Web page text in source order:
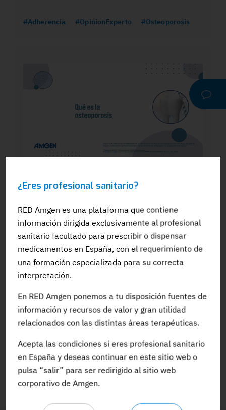
¿Eres profesional sanitario?
RED Amgen es una plataforma que contiene
información dirigida exclusivamente al profesional
sanitario facultado para prescribir o dispensar
medicamentos en España, con el requerimiento de
una formación especializada para su correcta
interpretación.
En RED Amgen ponemos a tu disposición fuentes de
información y recursos de valor y gran utilidad
relacionados con las distintas áreas terapéuticas.
Acepta las condiciones si eres profesional sanitario
en España y deseas continuar en este sitio web o
pulsa “salir” para ser redirigido al sitio web
corporativo de Amgen.
#Adherencia #OpinionExperto #Osteoporosis
Dra. Silvia González: El papel del
pacientes en tratamiento para la OP: Qué
es la osteoporosis
ACCEDE A TODA LA FORMACIÓN